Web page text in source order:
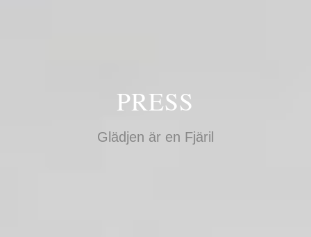
PRESS
Glädjen är en Fjäril